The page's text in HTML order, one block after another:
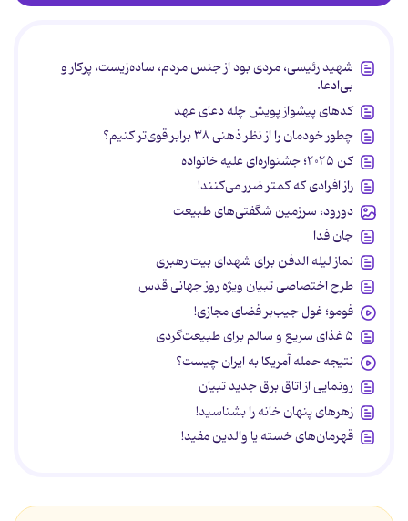
شهید رئیسی، مردی بود از جنس مردم، ساده‌زیست، پرکار و
بی‌ادعا.
کدهای پیشواز پویش چله دعای عهد
چطور خودمان را از نظر ذهنی ۳۸ برابر قوی‌تر کنیم؟
کن ۲۰۲۵؛ جشنواره‌ای علیه خانواده
راز افرادی که کمتر ضرر می‌کنند!
دورود، سرزمین شگفتی‌های طبیعت
جان فدا
نماز لیله الدفن برای شهدای بیت رهبری
طرح اختصاصی تبیان ویژه روز جهانی قدس
فومو؛ غول جیب‌بر فضای مجازی!
۵ غذای سریع و سالم برای طبیعت‌گردی
نتیجه حمله آمریکا به ایران چیست؟
رونمایی از اتاق برق جدید تبیان
زهرهای پنهان خانه را بشناسید!
قهرمان‌های خسته یا والدین مفید!